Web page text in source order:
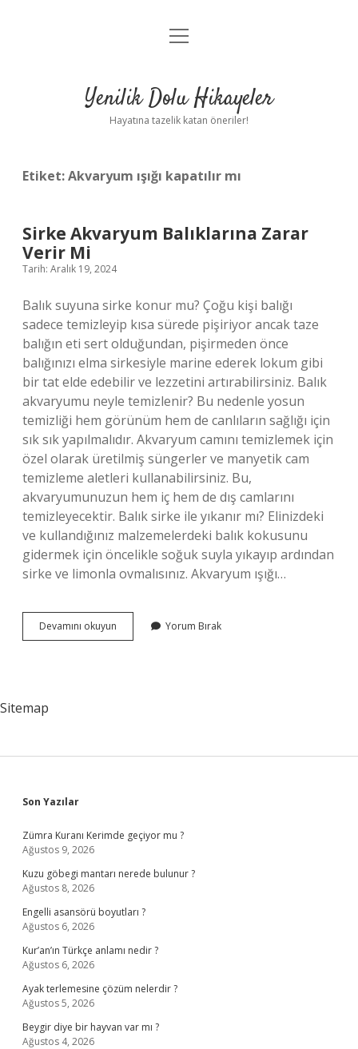
Anasayfa
Yasal Uyarı
menüyü
Yenilik Dolu Hikayeler
Hayatına tazelik katan öneriler!
Etiket:Akvaryum ışığı kapatılır mı
Sirke Akvaryum Balıklarına Zarar
Verir Mi
Tarih: Aralık 19, 2024
Balık suyuna sirke konur mu? Çoğu kişi balığı
sadece temizleyip kısa sürede pişiriyor ancak taze
balığın eti sert olduğundan, pişirmeden önce
balığınızı elma sirkesiyle marine ederek lokum gibi
bir tat elde edebilir ve lezzetini artırabilirsiniz. Balık
akvaryumu neyle temizlenir? Bu nedenle yosun
temizliği hem görünüm hem de canlıların sağlığı için
sık sık yapılmalıdır. Akvaryum camını temizlemek için
özel olarak üretilmiş süngerler ve manyetik cam
temizleme aletleri kullanabilirsiniz. Bu,
akvaryumunuzun hem iç hem de dış camlarını
temizleyecektir. Balık sirke ile yıkanır mı? Elinizdeki
ve kullandığınız malzemelerdeki balık kokusunu
gidermek için öncelikle soğuk suyla yıkayıp ardından
sirke ve limonla ovmalısınız. Akvaryum ışığı…
Devamını okuyun
Akvaryum
Yorum Bırak
Sitemap
Sidebar
Son Yazılar
Zümra Kuranı Kerimde geçiyor mu ?
Ağustos 9, 2026
Kuzu göbegi mantarı nerede bulunur ?
Ağustos 8, 2026
Engelli asansörü boyutları ?
Ağustos 6, 2026
Kur’an’ın Türkçe anlamı nedir ?
Ağustos 6, 2026
Ayak terlemesine çözüm nelerdir ?
Ağustos 5, 2026
Beygir diye bir hayvan var mı ?
Ağustos 4, 2026